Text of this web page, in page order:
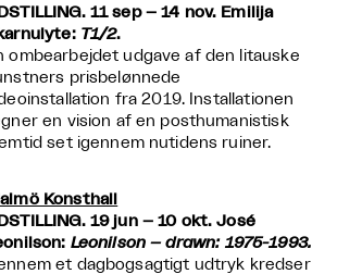
11 sep – 14 nov. Emilija
T1/2.
ombearbejdet udgave af den litauske
prisbelønnede
fra 2019. Installationen
en vision af en posthumanistisk
set igennem nutidens ruiner.
Konsthall
19 jun – 10 okt. José
Leonilson – drawn: 1975-1993.
et dagbogsagtigt udtryk kredser